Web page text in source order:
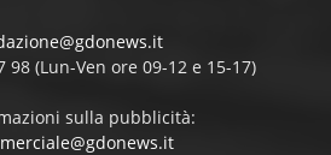
98 (Lun-Ven ore 09-12 e 15-17)
sulla pubblicità: